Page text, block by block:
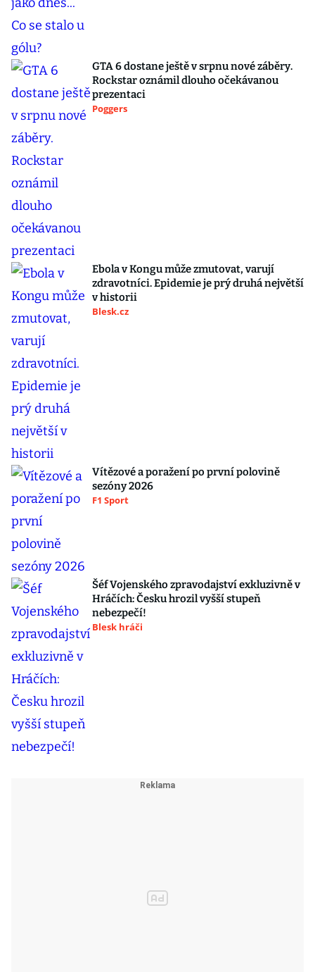
GTA 6 dostane ještě v srpnu nové záběry.
Rockstar oznámil dlouho očekávanou
prezentaci
Poggers
Ebola v Kongu může zmutovat, varují
zdravotníci. Epidemie je prý druhá největší
v historii
Blesk.cz
Vítězové a poražení po první polovině
sezóny 2026
F1 Sport
Šéf Vojenského zpravodajství exkluzivně v
Hráčích: Česku hrozil vyšší stupeň
nebezpečí!
Blesk hráči